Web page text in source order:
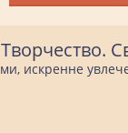
Творчество.
искренне